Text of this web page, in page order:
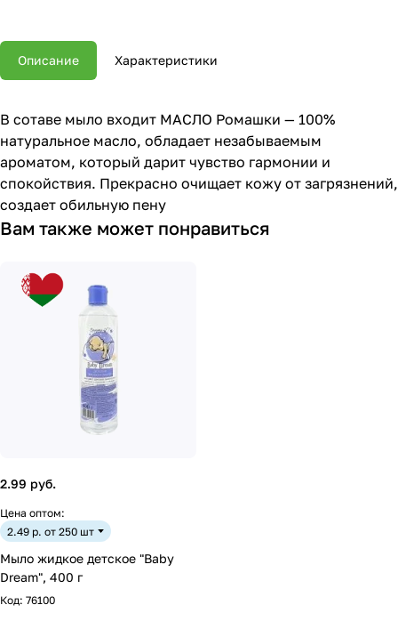
Описание Характеристики
В сотаве мыло входит МАСЛО Ромашки — 100%
натуральное масло, обладает незабываемым
ароматом, который дарит чувство гармонии и
спокойствия. Прекрасно очищает кожу от загрязнений,
создает обильную пену
Вам также может понравиться
2.99 руб.
Цена оптом:
2.49 р. от 250 шт
Мыло жидкое детское "Baby
Dream", 400 г
Код: 76100